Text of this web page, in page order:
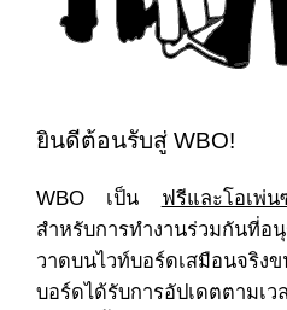
ยินดีต้อนรับสู่ WBO!
WBO เป็น ฟรีและโอเพ่น
สำหรับการทำงานร่วมกันที่อ
วาดบนไวท์บอร์ดเสมือนจ
บอร์ดได้รับการอัปเดตตามเ